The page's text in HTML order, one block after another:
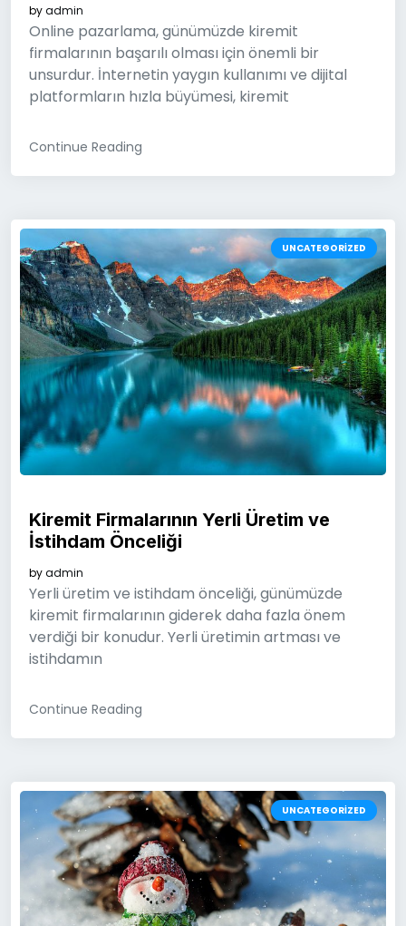
byadmin
Online pazarlama, günümüzde kiremit
firmalarının başarılı olması için önemli bir
unsurdur. İnternetin yaygın kullanımı ve dijital
platformların hızla büyümesi, kiremit
Continue Reading
UNCATEGORIZED
Kiremit Firmalarının Yerli Üretim ve
İstihdam Önceliği
byadmin
Yerli üretim ve istihdam önceliği, günümüzde
kiremit firmalarının giderek daha fazla önem
verdiği bir konudur. Yerli üretimin artması ve
istihdamın
Continue Reading
UNCATEGORIZED